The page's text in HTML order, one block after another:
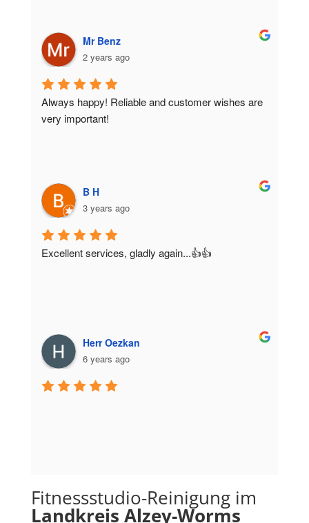
Mr Benz
2 years ago
Always happy! Reliable and customer wishes are
very important!
B H
3 years ago
Excellent services, gladly again...👍👍
Herr Oezkan
6 years ago
Fitnessstudio-Reinigung im
Landkreis Alzey-Worms